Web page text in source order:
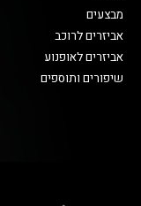
מבצעים
אביזרים לרוכב
אביזרים לאופנוע
שיפורים ותוספים